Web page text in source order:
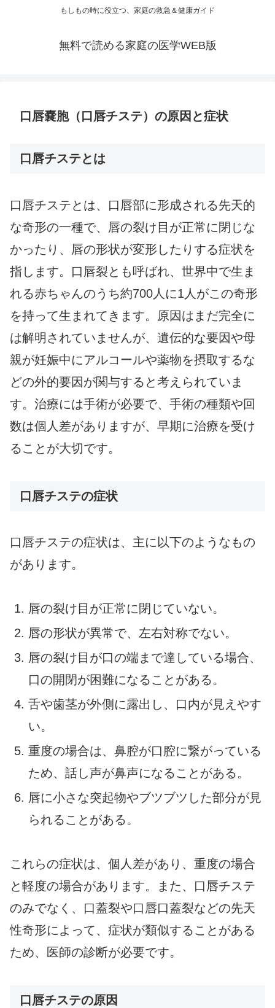
もしもの時に役立つ、家庭の救急＆健康ガイド
無料で読める家庭の医学WEB版
口唇嚢胞（口唇チステ）の原因と症状
口唇チステとは
口唇チステとは、口唇部に形成される先天的
な奇形の一種で、唇の裂け目が正常に閉じな
かったり、唇の形状が変形したりする症状を
指します。口唇裂とも呼ばれ、世界中で生ま
れる赤ちゃんのうち約700人に1人がこの奇形
を持って生まれてきます。原因はまだ完全に
は解明されていませんが、遺伝的な要因や母
親が妊娠中にアルコールや薬物を摂取するな
どの外的要因が関与すると考えられていま
す。治療には手術が必要で、手術の種類や回
数は個人差がありますが、早期に治療を受け
ることが大切です。
口唇チステの症状
口唇チステの症状は、主に以下のようなもの
があります。
唇の裂け目が正常に閉じていない。
唇の形状が異常で、左右対称でない。
唇の裂け目が口の端まで達している場合、
口の開閉が困難になることがある。
舌や歯茎が外側に露出し、口内が見えやす
い。
重度の場合は、鼻腔が口腔に繋がっている
ため、話し声が鼻声になることがある。
唇に小さな突起物やブツブツした部分が見
られることがある。
これらの症状は、個人差があり、重度の場合
と軽度の場合があります。また、口唇チステ
のみでなく、口蓋裂や口唇口蓋裂などの先天
性奇形によって、症状が類似することがある
ため、医師の診断が必要です。
口唇チステの原因